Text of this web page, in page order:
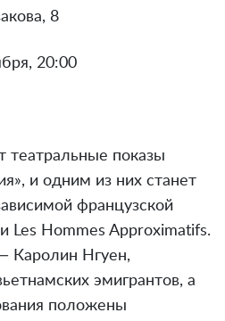
8
20:00
театральные показы
и одним из них станет
французской
Les Hommes Approximatifs.
Каролин Нгуен,
эмигрантов, а
положены